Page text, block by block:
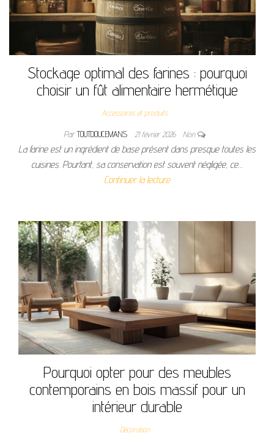
Stockage optimal des farines : pourquoi
choisir un fût alimentaire hermétique
Accessoires et produits
ParTOUTDOUCEMANS 21 février 2026 Non
La farine est un ingrédient de base présent dans presque toutes les
cuisines. Pourtant, sa conservation est souvent négligée, ce…
Continuer la lecture
Pourquoi opter pour des meubles
contemporains en bois massif pour un
intérieur durable
Décoration